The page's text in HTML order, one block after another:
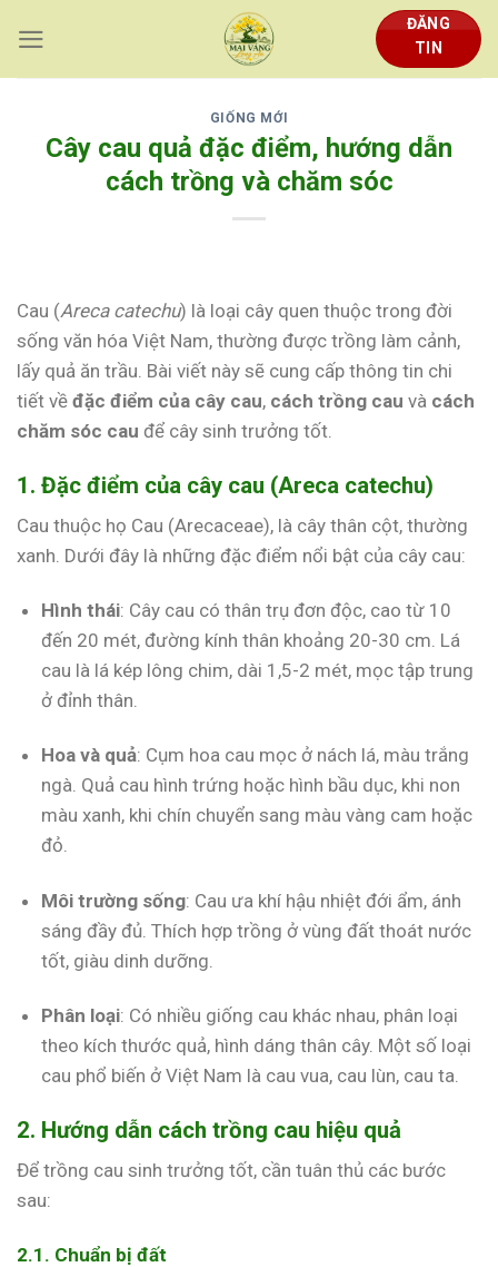
content
ĐĂNG
TIN
GIỐNG MỚI
Cây cau quả đặc điểm, hướng dẫn
cách trồng và chăm sóc
Cau (Areca catechu) là loại cây quen thuộc trong đời
sống văn hóa Việt Nam, thường được trồng làm cảnh,
lấy quả ăn trầu. Bài viết này sẽ cung cấp thông tin chi
tiết về đặc điểm của cây cau, cách trồng cau và cách
chăm sóc cau để cây sinh trưởng tốt.
1. Đặc điểm của cây cau (Areca catechu)
Cau thuộc họ Cau (Arecaceae), là cây thân cột, thường
xanh. Dưới đây là những đặc điểm nổi bật của cây cau:
Hình thái: Cây cau có thân trụ đơn độc, cao từ 10
đến 20 mét, đường kính thân khoảng 20-30 cm. Lá
cau là lá kép lông chim, dài 1,5-2 mét, mọc tập trung
ở đỉnh thân.
Hoa và quả: Cụm hoa cau mọc ở nách lá, màu trắng
ngà. Quả cau hình trứng hoặc hình bầu dục, khi non
màu xanh, khi chín chuyển sang màu vàng cam hoặc
đỏ.
Môi trường sống: Cau ưa khí hậu nhiệt đới ẩm, ánh
sáng đầy đủ. Thích hợp trồng ở vùng đất thoát nước
tốt, giàu dinh dưỡng.
Phân loại: Có nhiều giống cau khác nhau, phân loại
theo kích thước quả, hình dáng thân cây. Một số loại
cau phổ biến ở Việt Nam là cau vua, cau lùn, cau ta.
2. Hướng dẫn cách trồng cau hiệu quả
Để trồng cau sinh trưởng tốt, cần tuân thủ các bước
sau:
2.1. Chuẩn bị đất